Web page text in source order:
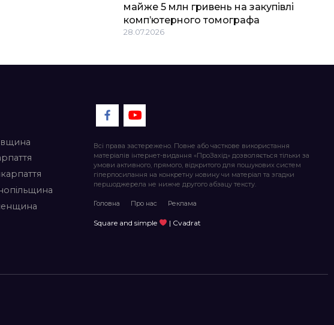
майже 5 млн гривень на закупівлі
комп’ютерного томографа
28.07.2026
Всі права застережено. Повне або часткове використання
матеріалів інтернет-видання «ПроЗахід» дозволяється тільки за
умови активного, прямого, відкритого для пошукових систем
гіперпосилання на конкретну новину чи матеріал та згадки
першоджерела не нижче другого абзацу тексту.
Головна Про нас Реклама
Square and simple | Cvadrat